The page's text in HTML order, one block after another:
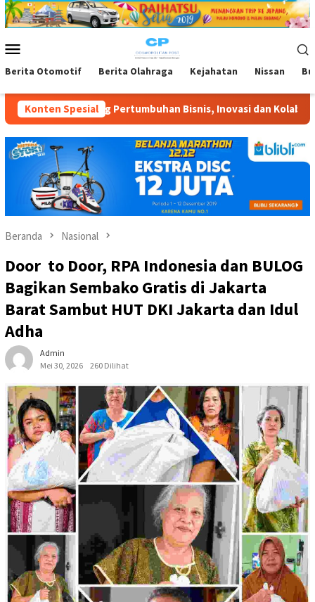
Loncat
ke
Mobile
Berita Otomotif Berita Olahraga Kejahatan Nissan
Konten Spesial
Bisnis, Inovasi dan Kolaborasi yang Berkelanjutan
Beranda Nasional
Door to Door, RPA Indonesia dan BULOG
Bagikan Sembako Gratis di Jakarta
Barat Sambut HUT DKI Jakarta dan Idul
Adha
Admin
Mei 30, 2026
260 Dilihat